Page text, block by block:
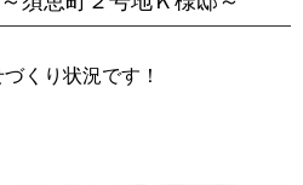
くり状況です！